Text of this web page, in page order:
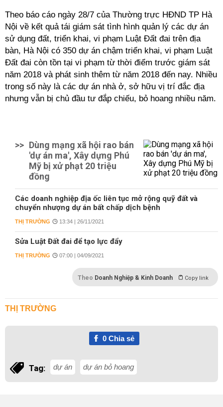
Theo báo cáo ngày 28/7 của Thường trực HĐND TP Hà
Nội về kết quả tái giám sát tình hình quản lý các dự án
sử dụng đất, triển khai, vi phạm Luật Đất đai trên địa
bàn, Hà Nội có 350 dự án chậm triển khai, vi phạm Luật
Đất đai còn tồn tại vi phạm từ thời điểm trước giám sát
năm 2018 và phát sinh thêm từ năm 2018 đến nay. Nhiều
trong số này là các dự án nhà ở, sở hữu vị trí đắc địa
nhưng vẫn bị chủ đầu tư đắp chiếu, bỏ hoang nhiều năm.
>> Dùng mạng xã hội rao bán
'dự án ma', Xây dựng Phú
Mỹ bị xử phạt 20 triệu
đồng
Các doanh nghiệp địa ốc liên tục mở rộng quỹ đất và
chuyển nhượng dự án bất chấp dịch bệnh
THỊ TRƯỜNG 13:34 | 26/11/2021
Sửa Luật Đất đai để tạo lực đẩy
THỊ TRƯỜNG 07:00 | 04/09/2021
Theo Doanh Nghiệp & Kinh Doanh Copy link
THỊ TRƯỜNG
0Chia sẻ
Tag: dự án dự án bỏ hoang